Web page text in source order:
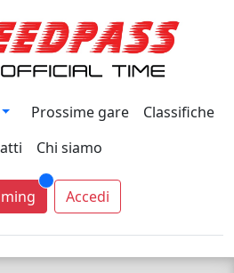
Prossime gare
Classifiche
Chi siamo
Accedi